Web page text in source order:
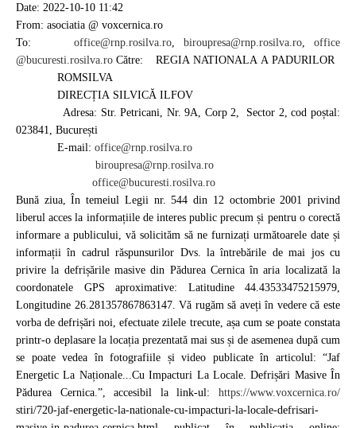
Date: 2022-10-10 11:42
From: asociatia @ voxcernica.ro
To:office@rnp.rosilva.ro ,biroupresa@rnp.rosilva.ro ,office
@bucuresti.rosilva.ro Către: REGIA NATIONALA A PADURILOR
ROMSILVA
DIRECȚIA SILVICĂ ILFOV
Adresa: Str. Petricani, Nr. 9A, Corp 2, Sector 2, cod poștal:
023841, București
E-mail: office@rnp.rosilva.ro
biroupresa@rnp.rosilva.ro
office@bucuresti.rosilva.ro
Bună ziua, În temeiul Legii nr. 544 din 12 octombrie 2001 privind
liberul acces la informațiile de interes public precum și pentru o corectă
informare a publicului, vă solicităm să ne furnizați următoarele date și
informații în cadrul răspunsurilor Dvs. la întrebările de mai jos cu
privire la defrișările masive din Pădurea Cernica în aria localizată la
coordonatele GPS aproximative: Latitudine 44.43533475215979,
Longitudine 26.281357867863147. Vă rugăm să aveți în vedere că este
vorba de defrișări noi, efectuate zilele trecute, așa cum se poate constata
printr-o deplasare la locația prezentată mai sus și de asemenea după cum
se poate vedea în fotografiile și video publicate în articolul: “Jaf
Energetic La Naționale...Cu Impacturi La Locale. Defrișări Masive În
Pădurea Cernica.”, accesibil la link-ul: https://www.voxcernica.ro/
stiri/720-jaf-energetic-la-nationale-cu-impacturi-la-locale-defrisari-